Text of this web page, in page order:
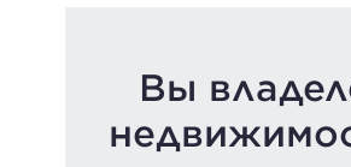
Вы